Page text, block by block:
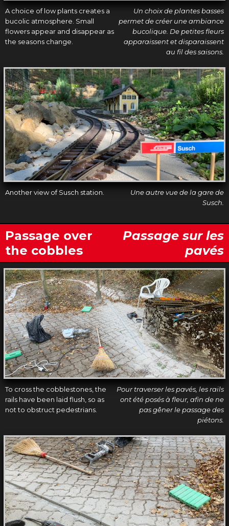
A choice of low plants creates a
bucolic atmosphere. Small
flowers appear and disappear as
the seasons change.
Un choix de plantes basses
permet de créer une ambiance
bucolique. De petites fleurs
apparaissent et disparaissent
au fil des saisons.
Another view of Susch station.
Une autre vue de la gare de
Susch.
Passage over
the cobbles
Passage sur les
pavés
To cross the cobblestones, the
rails have been laid flush, so as
not to obstruct pedestrians.
Pour traverser les pavés, les rails
ont été posés à fleur, afin de ne
pas gêner le passage des
piétons.